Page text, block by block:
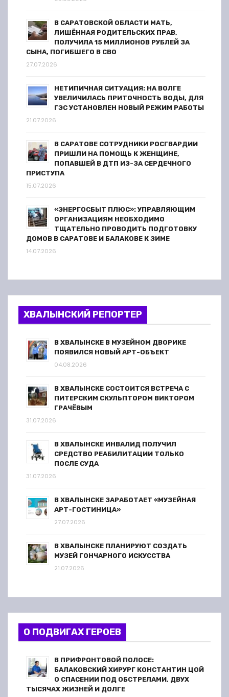
В САРАТОВСКОЙ ОБЛАСТИ МАТЬ,
ЛИШЁННАЯ РОДИТЕЛЬСКИХ ПРАВ,
ПОЛУЧИЛА 15 МИЛЛИОНОВ РУБЛЕЙ ЗА
СЫНА, ПОГИБШЕГО В СВО
27.07.2026
НЕТИПИЧНАЯ СИТУАЦИЯ: НА ВОЛГЕ
УВЕЛИЧИЛАСЬ ПРИТОЧНОСТЬ ВОДЫ, ДЛЯ
ГЭС УСТАНОВЛЕН НОВЫЙ РЕЖИМ РАБОТЫ
21.07.2026
В САРАТОВЕ СОТРУДНИКИ РОСГВАРДИИ
ПРИШЛИ НА ПОМОЩЬ К ЖЕНЩИНЕ,
ПОПАВШЕЙ В ДТП ИЗ-ЗА СЕРДЕЧНОГО
ПРИСТУПА
15.07.2026
«ЭНЕРГОСБЫТ ПЛЮС»: УПРАВЛЯЮЩИМ
ОРГАНИЗАЦИЯМ НЕОБХОДИМО
ТЩАТЕЛЬНО ПРОВОДИТЬ ПОДГОТОВКУ
ДОМОВ В САРАТОВЕ И БАЛАКОВЕ К ЗИМЕ
14.07.2026
ХВАЛЫНСКИЙ РЕПОРТЕР
В ХВАЛЫНСКЕ В МУЗЕЙНОМ ДВОРИКЕ
ПОЯВИЛСЯ НОВЫЙ АРТ-ОБЪЕКТ
04.08.2026
В ХВАЛЫНСКЕ СОСТОИТСЯ ВСТРЕЧА С
ПИТЕРСКИМ СКУЛЬПТОРОМ ВИКТОРОМ
ГРАЧЁВЫМ
31.07.2026
В ХВАЛЫНСКЕ ИНВАЛИД ПОЛУЧИЛ
СРЕДСТВО РЕАБИЛИТАЦИИ ТОЛЬКО
ПОСЛЕ СУДА
31.07.2026
В ХВАЛЫНСКЕ ЗАРАБОТАЕТ «МУЗЕЙНАЯ
АРТ-ГОСТИНИЦА»
27.07.2026
В ХВАЛЫНСКЕ ПЛАНИРУЮТ СОЗДАТЬ
МУЗЕЙ ГОНЧАРНОГО ИСКУССТВА
21.07.2026
О ПОДВИГАХ ГЕРОЕВ
В ПРИФРОНТОВОЙ ПОЛОСЕ:
БАЛАКОВСКИЙ ХИРУРГ КОНСТАНТИН ЦОЙ
О СПАСЕНИИ ПОД ОБСТРЕЛАМИ, ДВУХ
ТЫСЯЧАХ ЖИЗНЕЙ И ДОЛГЕ